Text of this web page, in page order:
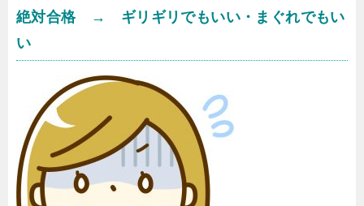
絶対合格 → ギリギリでもいい・まぐれでもい
い